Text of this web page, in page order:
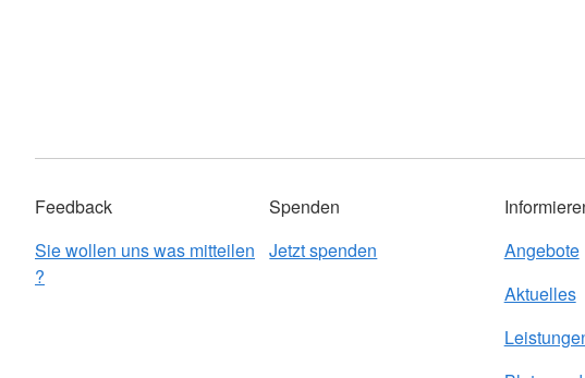
Feedback
Sie wollen uns was mitteilen
?
Spenden
Jetzt spenden
Angebote
Aktuelles